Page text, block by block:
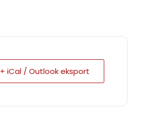
+ iCal / Outlook eksport